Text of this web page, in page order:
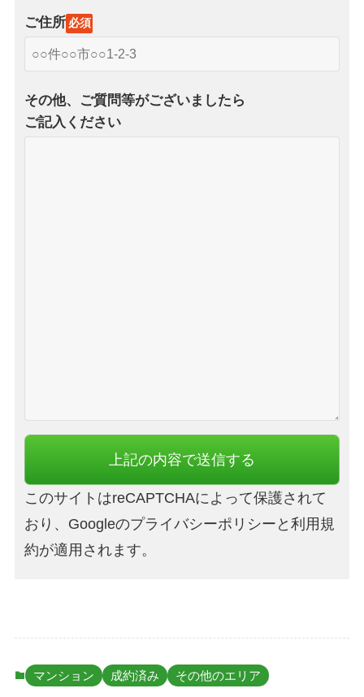
ご住所 必須
その他、ご質問等がございましたら
ご記入ください
このサイトはreCAPTCHAによって保護されて
おり、Googleのプライバシーポリシーと利用規
約が適用されます。
マンション 成約済み その他のエリア